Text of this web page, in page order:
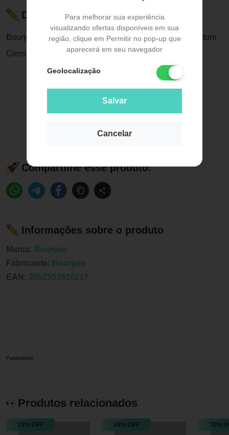
Para melhorar sua experiência
visualizando ofertas disponíveis em sua
região, clique em Permitir no pop-up que
aparecerá em seu navegador
Geolocalização
Salvar
Cancelar
Descrição do Produto
Bourjois Color Boost Lip Crayon 02 Fuchsia Libre - Batom
Cremoso 2,75g
Compartilhe esse produto:
Informações sobre o produto
Marca: Bourjois
Fabricante: Bourjois
EAN: 3052503510217
Publicidade
Produtos relacionados
19% OFF 49% OFF 30%